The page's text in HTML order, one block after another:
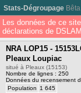
Stats-Dégroupage Bêta
Les données de ce
déclarations de
NRA LOP15 -
Pleaux Loupiac
situé à Pleaux (15153)
Nombre de lignes : 250
Données du recensement
Population
1 645